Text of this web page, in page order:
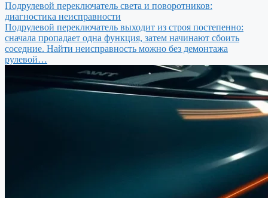
Подрулевой переключатель света и поворотников:
диагностика неисправности
Подрулевой переключатель выходит из строя постепенно:
сначала пропадает одна функция, затем начинают сбоить
соседние. Найти неисправность можно без демонтажа
рулевой…